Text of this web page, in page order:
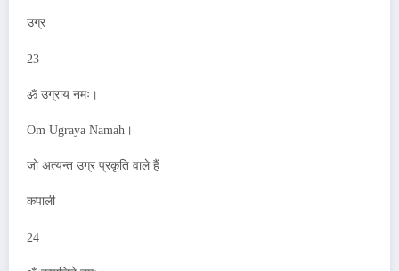
उग्र
23
ॐ उग्राय नमः।
Om Ugraya Namah।
जो अत्यन्त उग्र प्रकृति वाले हैं
कपाली
24